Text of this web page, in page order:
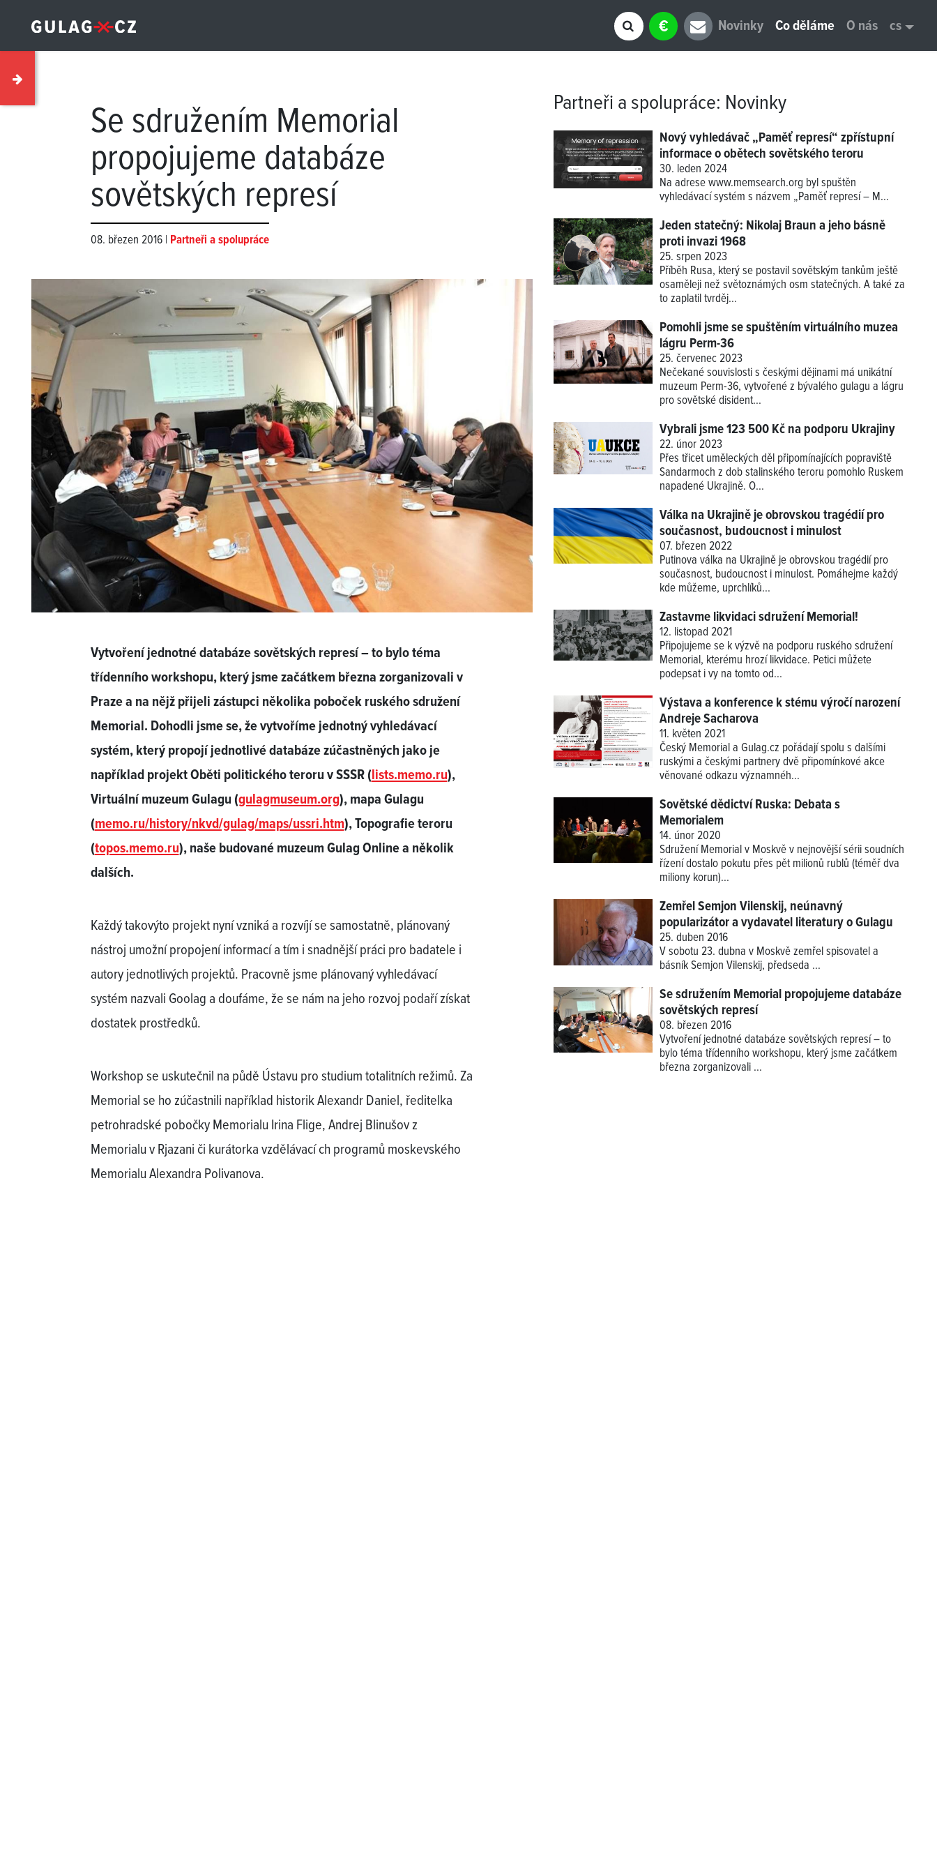
€ Novinky Co děláme O nás cs
Se sdružením Memorial
propojujeme databáze
sovětských represí
08. březen 2016 | Partneři a spolupráce
Vytvoření jednotné databáze sovětských represí – to bylo téma
třídenního workshopu, který jsme začátkem března zorganizovali v
Praze a na nějž přijeli zástupci několika poboček ruského sdružení
Memorial. Dohodli jsme se, že vytvoříme jednotný vyhledávací
systém, který propojí jednotlivé databáze zúčastněných jako je
například projekt Oběti politického teroru v SSSR (lists.memo.ru),
Virtuální muzeum Gulagu (gulagmuseum.org), mapa Gulagu
(memo.ru/history/nkvd/gulag/maps/ussri.htm), Topografie teroru
(topos.memo.ru), naše budované muzeum Gulag Online a několik
dalších.
Každý takovýto projekt nyní vzniká a rozvíjí se samostatně, plánovaný
nástroj umožní propojení informací a tím i snadnější práci pro badatele i
autory jednotlivých projektů. Pracovně jsme plánovaný vyhledávací
systém nazvali Goolag a doufáme, že se nám na jeho rozvoj podaří získat
dostatek prostředků.
Workshop se uskutečnil na půdě Ústavu pro studium totalitních režimů. Za
Memorial se ho zúčastnili například historik Alexandr Daniel, ředitelka
petrohradské pobočky Memorialu Irina Flige, Andrej Blinušov z
Memorialu v Rjazani či kurátorka vzdělávací ch programů moskevského
Memorialu Alexandra Polivanova.
Partneři a spolupráce: Novinky
Nový vyhledávač „Paměť represí“ zpřístupní
informace o obětech sovětského teroru
30. leden 2024
Na adresewww.memsearch.org byl spuštěn
vyhledávací systém s názvem „Paměť represí – M...
Jeden statečný: Nikolaj Braun a jeho básně
proti invazi 1968
25. srpen 2023
Příběh Rusa, který se postavil sovětským tankům ještě
osaměleji než světoznámých osm statečných. A také za
to zaplatil tvrděj...
Pomohli jsme se spuštěním virtuálního muzea
lágru Perm-36
25. červenec 2023
Nečekané souvislosti s českými dějinami má unikátní
muzeum Perm-36, vytvořené z bývalého gulagu a lágru
pro sovětské disident...
Vybrali jsme 123 500 Kč na podporu Ukrajiny
22. únor 2023
Přes třicet uměleckých děl připomínajících popraviště
Sandarmoch z dob stalinského teroru pomohlo Ruskem
napadené Ukrajině. O...
Válka na Ukrajině je obrovskou tragédií pro
současnost, budoucnost i minulost
07. březen 2022
Putinova válka na Ukrajině je obrovskou tragédií pro
současnost, budoucnost i minulost. Pomáhejme každý
kde můžeme, uprchlíků...
Zastavme likvidaci sdružení Memorial!
12. listopad 2021
Připojujeme se k výzvě na podporu ruského sdružení
Memorial, kterému hrozí likvidace. Petici můžete
podepsat i vy na tomto od...
Výstava a konference k stému výročí narození
Andreje Sacharova
11. květen 2021
Český Memorial a Gulag.cz pořádají spolu s dalšími
ruskými a českými partnery dvě připomínkové akce
věnované odkazu významnéh...
Sovětské dědictví Ruska: Debata s
Memorialem
14. únor 2020
Sdružení Memorial v Moskvě v nejnovější sérii soudních
řízení dostalo pokutu přes pět milionů rublů (téměř dva
miliony korun)...
Zemřel Semjon Vilenskij, neúnavný
popularizátor a vydavatel literatury o Gulagu
25. duben 2016
V sobotu 23. dubna v Moskvě zemřel spisovatel a
básník Semjon Vilenskij, předseda ...
Se sdružením Memorial propojujeme databáze
sovětských represí
08. březen 2016
Vytvoření jednotné databáze sovětských represí – to
bylo téma třídenního workshopu, který jsme začátkem
března zorganizovali ...